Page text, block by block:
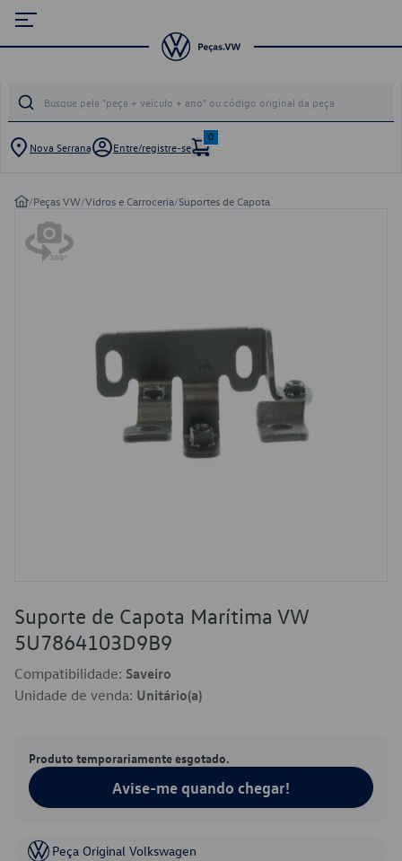
Nova Serrana Entre/registre-se
0
/Peças VW/Vidros e Carroceria/Suportes de Capota
Suporte de Capota Marítima VW
5U7864103D9B9
Compatibilidade: Saveiro
Unidade de venda: Unitário(a)
Produto temporariamente esgotado.
Avise-me quando chegar!
Peça Original Volkswagen